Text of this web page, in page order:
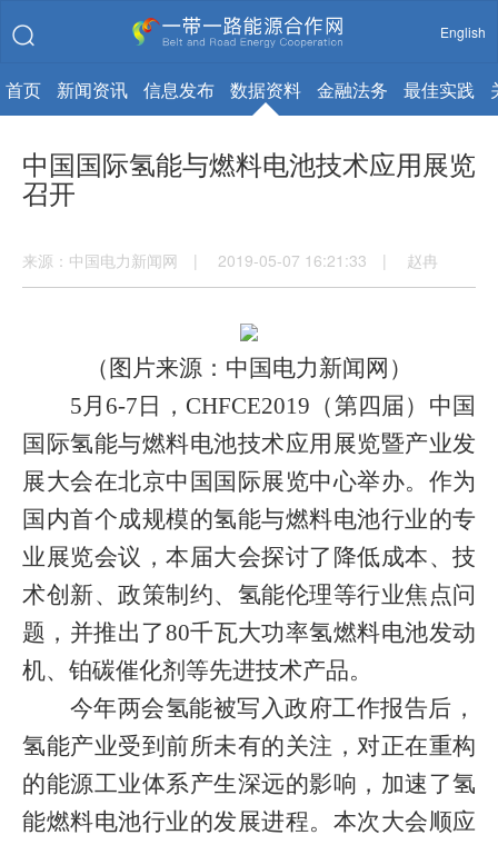
English
首页 新闻资讯 信息发布 数据资料 金融法务 最佳实践
中国国际氢能与燃料电池技术应用展览
召开
来源：中国电力新闻网 | 2019-05-07 16:21:33 | 赵冉
（图片来源：中国电力新闻网）
5月 6-7 日， CHFCE2019 （第四届）中国
国际氢能与燃料电池技术应用展览暨产业发
展大会在北京中国国际展览中心举办。作为
国内首个成规模的氢能与燃料电池行业的专
业展览会议，本届大会探讨了降低成本、技
术创新、政策制约、氢能伦理等行业焦点问
题，并推出了80千瓦大功率氢燃料电池发动
机、铂碳催化剂等先进技术产品。
今年两会氢能被写入政府工作报告后，
氢能产业受到前所未有的关注，对正在重构
的能源工业体系产生深远的影响，加速了氢
能燃料电池行业的发展进程。本次大会顺应